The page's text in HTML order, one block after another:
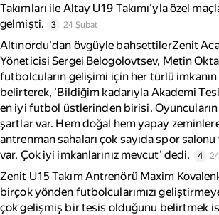
Takımları ile Altay U19 Takımı'yla özel
gelmişti.
3 24 Şubat
Altınordu'dan övgüyle bahsettilerZenit
Yöneticisi Sergei Belogolovtsev, Metin
futbolcuların gelişimi için her türlü
belirterek, 'Bildiğim kadarıyla Akademi
en iyi futbol üstlerinden birisi.
şartlar var. Hem doğal hem yapay
antrenman sahaları çok sayıda spor salonu
var. Çok iyi imkanlarınız mevcut' dedi.
4
Zenit U15 Takım Antrenörü Maxim
birçok yönden futbolcularımızı
çok gelişmiş bir tesis olduğunu belirtmek